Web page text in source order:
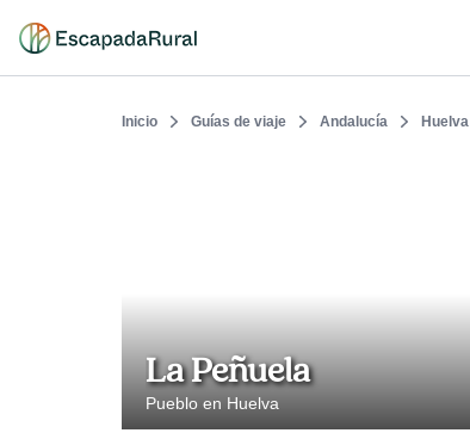
Inicio Guías de viaje Andalucía Huelva
La Peñuela
Pueblo en Huelva